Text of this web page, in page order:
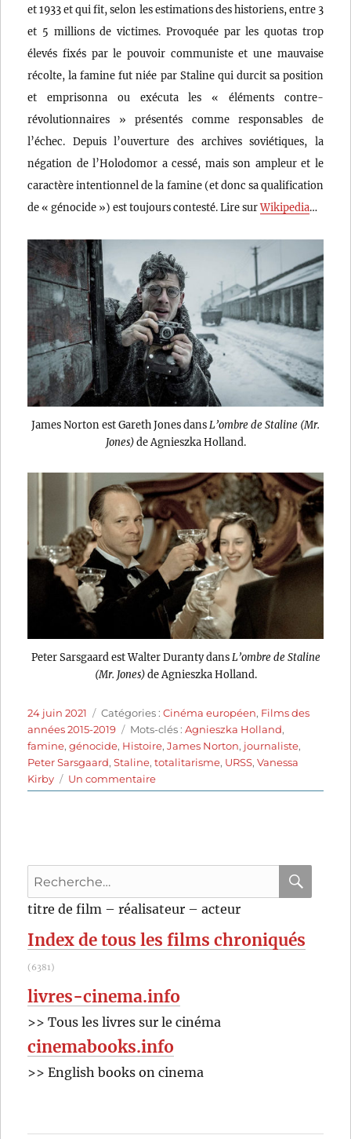
et 1933 et qui fit, selon les estimations des historiens, entre 3
et 5 millions de victimes. Provoquée par les quotas trop
élevés fixés par le pouvoir communiste et une mauvaise
récolte, la famine fut niée par Staline qui durcit sa position
et emprisonna ou exécuta les « éléments contre-
révolutionnaires » présentés comme responsables de
l’échec. Depuis l’ouverture des archives soviétiques, la
négation de l’Holodomor a cessé, mais son ampleur et le
caractère intentionnel de la famine (et donc sa qualification
de « génocide ») est toujours contesté. Lire surWikipedia…
James Norton est Gareth Jones dans L’ombre de Staline (Mr.
Jones)de Agnieszka Holland.
Peter Sarsgaard est Walter Duranty dans L’ombre de Staline
(Mr. Jones)de Agnieszka Holland.
Publié
le
24 juin 2021 Catégories
Catégories :Cinéma européen, Films des
années 2015-2019
Étiquettes
Mots-clés :Agnieszka Holland,
famine,génocide, Histoire,James Norton, journaliste,
Peter Sarsgaard,Staline,totalitarisme, URSS,Vanessa
Kirby
Un commentairesur
L’Ombre
Recherche
pour
titre de film – réalisateur – acteur
Index de tous les films chroniqués
(6381)
livres-cinema.info
>> Tous les livres sur le cinéma
cinemabooks.info
>> English books on cinema